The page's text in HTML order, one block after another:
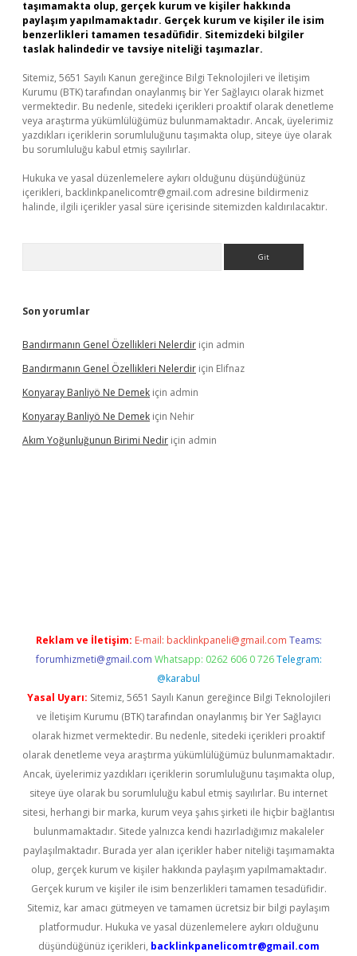
taşımamakta olup, gerçek kurum ve kişiler hakkında
paylaşım yapılmamaktadır. Gerçek kurum ve kişiler ile isim
benzerlikleri tamamen tesadüfidir. Sitemizdeki bilgiler
taslak halindedir ve tavsiye niteliği taşımazlar.
Sitemiz, 5651 Sayılı Kanun gereğince Bilgi Teknolojileri ve İletişim
Kurumu (BTK) tarafından onaylanmış bir Yer Sağlayıcı olarak hizmet
vermektedir. Bu nedenle, sitedeki içerikleri proaktif olarak denetleme
veya araştırma yükümlülüğümüz bulunmamaktadır. Ancak, üyelerimiz
yazdıkları içeriklerin sorumluluğunu taşımakta olup, siteye üye olarak
bu sorumluluğu kabul etmiş sayılırlar.
Hukuka ve yasal düzenlemelere aykırı olduğunu düşündüğünüz
içerikleri, backlinkpanelicomtr@gmail.com adresine bildirmeniz
halinde, ilgili içerikler yasal süre içerisinde sitemizden kaldırılacaktır.
Son yorumlar
Bandırmanın Genel Özellikleri Nelerdir için admin
Bandırmanın Genel Özellikleri Nelerdir için Elifnaz
Konyaray Banliyö Ne Demek için admin
Konyaray Banliyö Ne Demek için Nehir
Akım Yoğunluğunun Birimi Nedir için admin
Reklam ve İletişim: E-mail: backlinkpaneli@gmail.com Teams:
forumhizmeti@gmail.com Whatsapp: 0262 606 0 726 Telegram:
@karabul
Yasal Uyarı: Sitemiz, 5651 Sayılı Kanun gereğince Bilgi Teknolojileri
ve İletişim Kurumu (BTK) tarafından onaylanmış bir Yer Sağlayıcı
olarak hizmet vermektedir. Bu nedenle, sitedeki içerikleri proaktif
olarak denetleme veya araştırma yükümlülüğümüz bulunmamaktadır.
Ancak, üyelerimiz yazdıkları içeriklerin sorumluluğunu taşımakta olup,
siteye üye olarak bu sorumluluğu kabul etmiş sayılırlar. Bu internet
sitesi, herhangi bir marka, kurum veya şahıs şirketi ile hiçbir bağlantısı
bulunmamaktadır. Sitede yalnızca kendi hazırladığımız makaleler
paylaşılmaktadır. Burada yer alan içerikler haber niteliği taşımamakta
olup, gerçek kurum ve kişiler hakkında paylaşım yapılmamaktadır.
Gerçek kurum ve kişiler ile isim benzerlikleri tamamen tesadüfidir.
Sitemiz, kar amacı gütmeyen ve tamamen ücretsiz bir bilgi paylaşım
platformudur. Hukuka ve yasal düzenlemelere aykırı olduğunu
düşündüğünüz içerikleri, backlinkpanelicomtr@gmail.com